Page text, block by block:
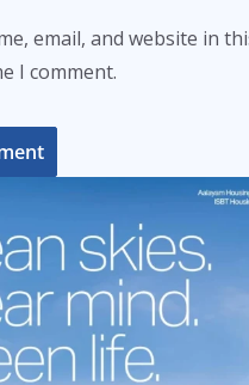
email, and website in
I comment.